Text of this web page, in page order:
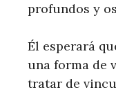
profundos y
Él esperará
una forma de
tratar de